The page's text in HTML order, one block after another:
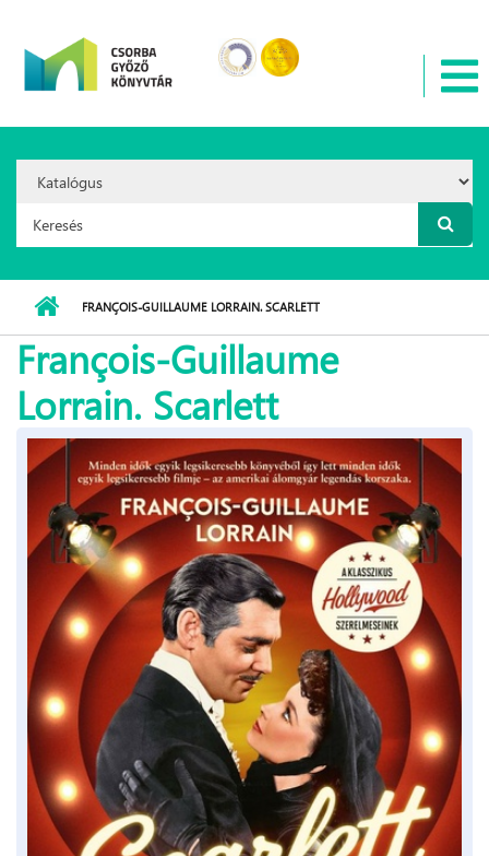
Option:
Keresés űrlap
FRANÇOIS-GUILLAUME LORRAIN. SCARLETT
François-Guillaume
Lorrain. Scarlett